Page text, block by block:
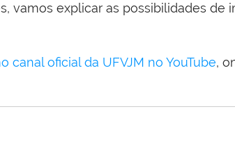
vamos explicar as possibilidades de
canal oficial da UFVJM no YouTube,